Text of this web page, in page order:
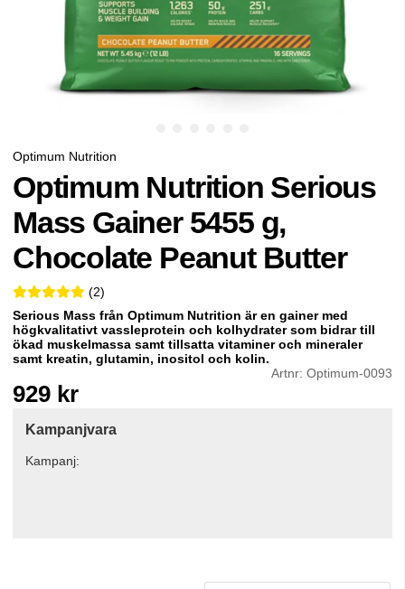
Optimum Nutrition
Optimum Nutrition Serious
Mass Gainer 5455 g,
Chocolate Peanut Butter
5 2 (2)
Serious Mass från Optimum Nutrition är en gainer med
högkvalitativt vassleprotein och kolhydrater som bidrar till
ökad muskelmassa samt tillsatta vitaminer och mineraler
samt kreatin, glutamin, inositol och kolin.
Artnr: Optimum-0093
929 kr
Kampanjvara
Kampanj: